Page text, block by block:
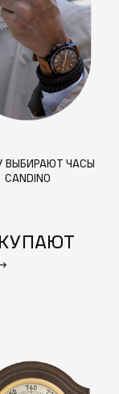
ВЫБИРАЮТ ЧАСЫ
CANDINO